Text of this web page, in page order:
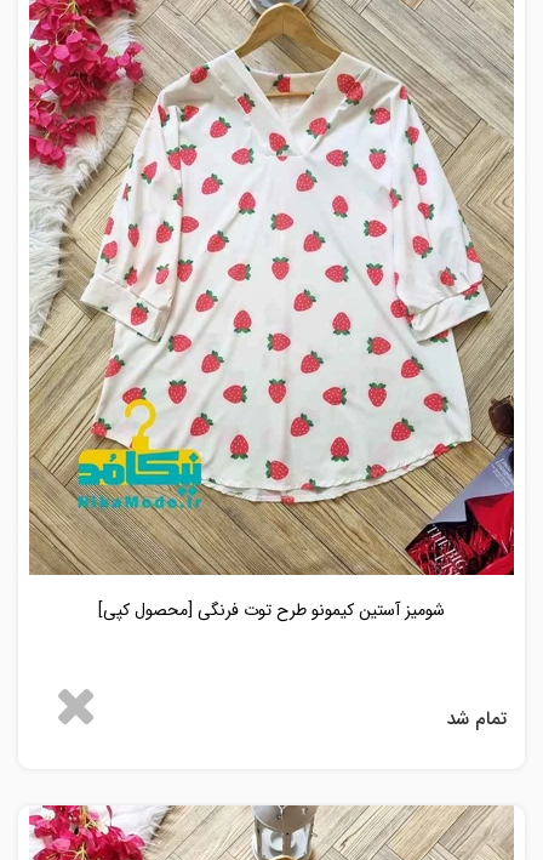
شومیز آستین کیمونو طرح توت فرنگی [محصول کپی]
تمام شد